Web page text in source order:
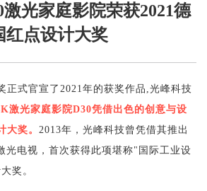
光家庭影院荣获2021德
红点设计大奖
正式官宣了2021年的获奖作品,光峰科技
激光家庭影院D30凭借出色的创意与设
大奖。 2013年，光峰科技曾凭借其推出
光电视，首次获得此项堪称"国际工业设
奖。